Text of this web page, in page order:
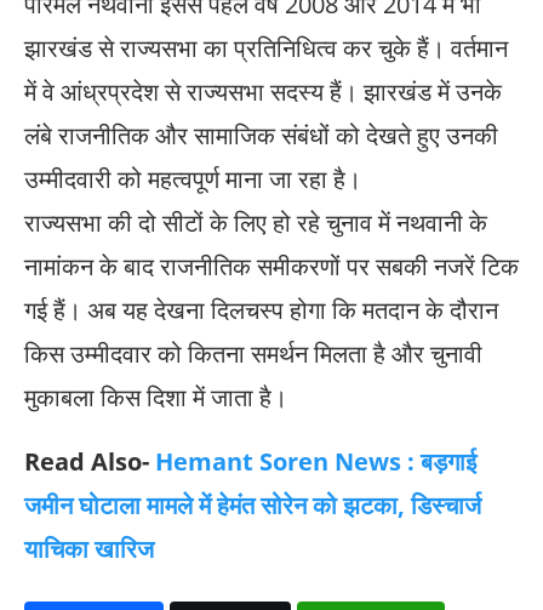
झारखंड से राज्यसभा का प्रतिनिधित्व कर चुके हैं। वर्तमान
में वे आंध्रप्रदेश से राज्यसभा सदस्य हैं। झारखंड में उनके
लंबे राजनीतिक और सामाजिक संबंधों को देखते हुए उनकी
उम्मीदवारी को महत्वपूर्ण माना जा रहा है।
राज्यसभा की दो सीटों के लिए हो रहे चुनाव में नथवानी के
नामांकन के बाद राजनीतिक समीकरणों पर सबकी नजरें टिक
गई हैं। अब यह देखना दिलचस्प होगा कि मतदान के दौरान
किस उम्मीदवार को कितना समर्थन मिलता है और चुनावी
मुकाबला किस दिशा में जाता है।
Read Also- Hemant Soren News : बड़गाई
जमीन घोटाला मामले में हेमंत सोरेन को झटका, डिस्चार्ज
याचिका खारिज